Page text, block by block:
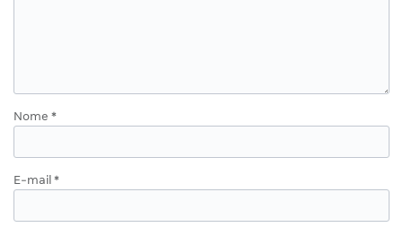
Nome *
E-mail *